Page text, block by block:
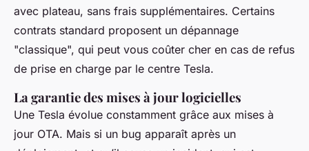
avec plateau, sans frais supplémentaires. Certains
contrats standard proposent un dépannage
"classique", qui peut vous coûter cher en cas de refus
de prise en charge par le centre Tesla.
La garantie des mises à jour logicielles
Une Tesla évolue constamment grâce aux mises à
jour OTA. Mais si un bug apparaît après un